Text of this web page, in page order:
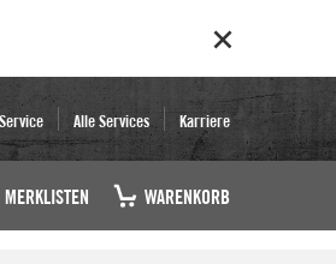
Alle Services Karriere
WARENKORB